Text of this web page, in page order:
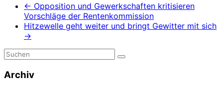
← Opposition und Gewerkschaften kritisieren
Vorschläge der Rentenkommission
Hitzewelle geht weiter und bringt Gewitter mit sich
→
Archiv